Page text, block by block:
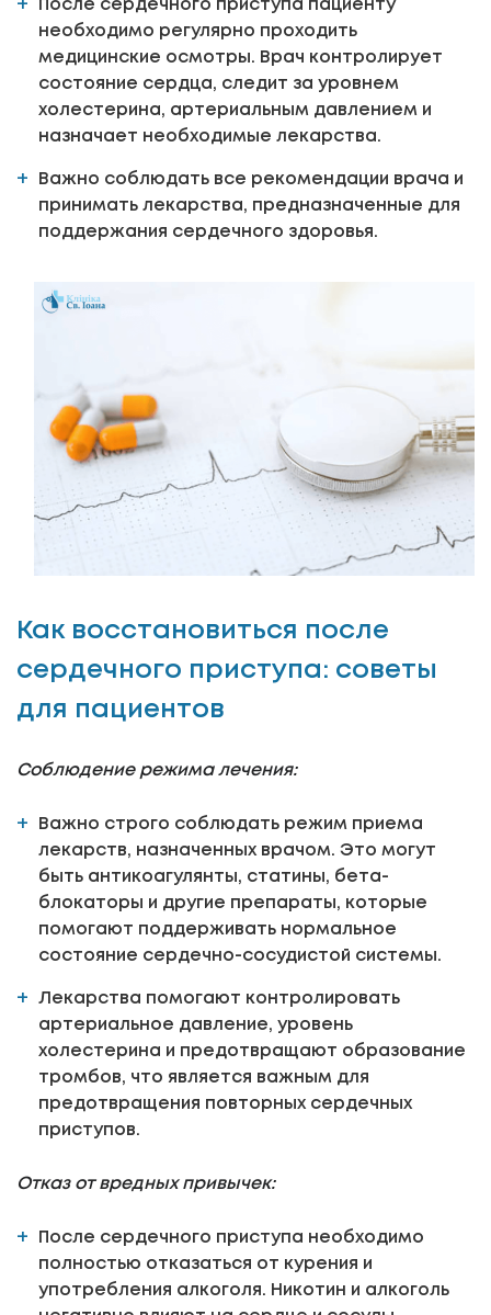
После сердечного приступа пациенту
необходимо регулярно проходить
медицинские осмотры. Врач контролирует
состояние сердца, следит за уровнем
холестерина, артериальным давлением и
назначает необходимые лекарства.
Важно соблюдать все рекомендации врача и
принимать лекарства, предназначенные для
поддержания сердечного здоровья.
Как восстановиться после
сердечного приступа: советы
для пациентов
Соблюдение режима лечения:
Важно строго соблюдать режим приема
лекарств, назначенных врачом. Это могут
быть антикоагулянты, статины, бета-
блокаторы и другие препараты, которые
помогают поддерживать нормальное
состояние сердечно-сосудистой системы.
Лекарства помогают контролировать
артериальное давление, уровень
холестерина и предотвращают образование
тромбов, что является важным для
предотвращения повторных сердечных
приступов.
Отказ от вредных привычек:
После сердечного приступа необходимо
полностью отказаться от курения и
употребления алкоголя. Никотин и алкоголь